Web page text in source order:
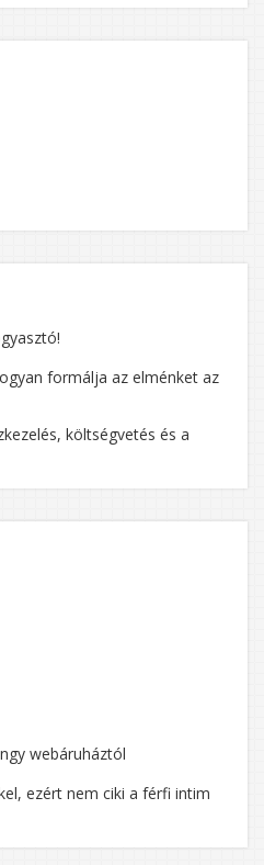
formálja az elménket az
költségvetés és a
webáruháztól
ezért nem ciki a férfi intim